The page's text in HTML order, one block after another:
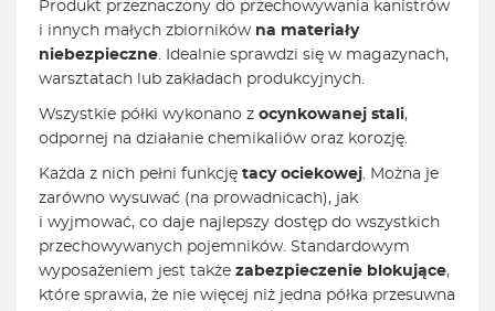
Produkt przeznaczony do przechowywania kanistrów
i innych małych zbiorników na materiały
niebezpieczne. Idealnie sprawdzi się w magazynach,
warsztatach lub zakładach produkcyjnych.
Wszystkie półki wykonano z ocynkowanej stali,
odpornej na działanie chemikaliów oraz korozję.
Każda z nich pełni funkcję tacy ociekowej. Można je
zarówno wysuwać (na prowadnicach), jak
i wyjmować, co daje najlepszy dostęp do wszystkich
przechowywanych pojemników. Standardowym
wyposażeniem jest także zabezpieczenie blokujące,
które sprawia, że nie więcej niż jedna półka przesuwna